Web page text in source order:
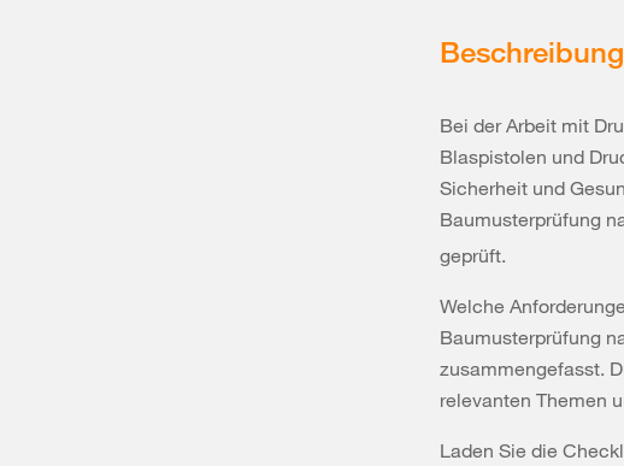
Beschreibung
Bei der Arbeit mit
Blaspistolen und
Sicherheit und
Baumusterprüfung
geprüft.
Welche
Baumusterprüfung
zusammengefasst.
relevanten Themen
Laden Sie die